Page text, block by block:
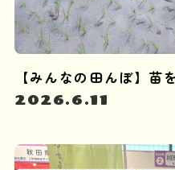
【みんなの田んぼ】苗
2026.6.11